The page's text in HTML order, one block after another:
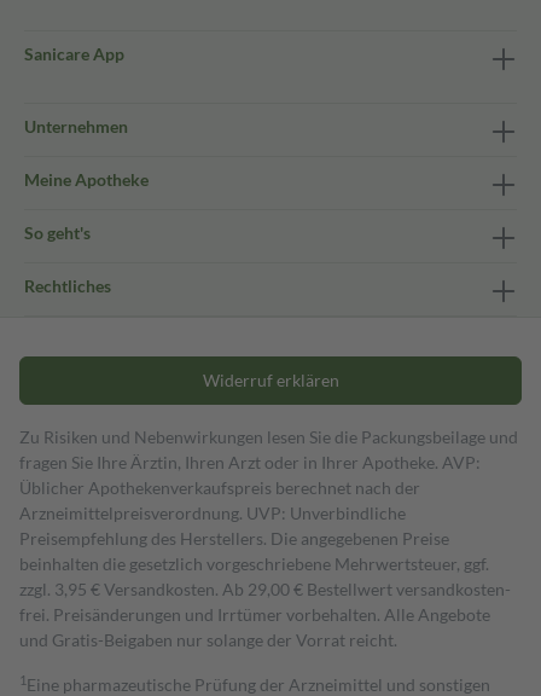
Sanicare App
Unternehmen
Meine Apotheke
So geht's
Rechtliches
Widerruf erklären
Zu Risiken und Nebenwirkungen lesen Sie die Packungsbeilage und
fragen Sie Ihre Ärztin, Ihren Arzt oder in Ihrer Apotheke. AVP:
Üblicher Apothekenverkaufspreis berechnet nach der
Arzneimittelpreisverordnung. UVP: Unverbindliche
Preisempfehlung des Herstellers. Die angegebenen Preise
beinhalten die gesetzlich vorgeschriebene Mehrwertsteuer, ggf.
zzgl. 3,95 € Versandkosten. Ab 29,00 € Bestell­wert versand­kosten­
frei. Preisänderungen und Irrtümer vorbehalten. Alle Angebote
und Gratis-Beigaben nur solange der Vorrat reicht.
1 Eine pharmazeutische Prüfung der Arzneimittel und sonstigen